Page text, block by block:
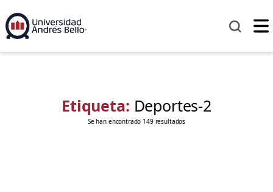
Etiqueta: Deportes-2
Se han encontrado 149 resultados